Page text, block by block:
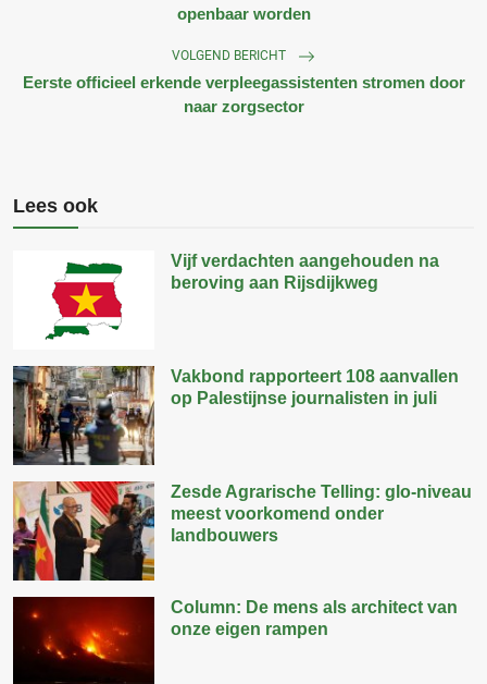
openbaar worden
VOLGEND BERICHT
Eerste officieel erkende verpleegassistenten stromen door
naar zorgsector
Lees ook
Vijf verdachten aangehouden na
beroving aan Rijsdijkweg
Vakbond rapporteert 108 aanvallen
op Palestijnse journalisten in juli
Zesde Agrarische Telling: glo-niveau
meest voorkomend onder
landbouwers
Column: De mens als architect van
onze eigen rampen